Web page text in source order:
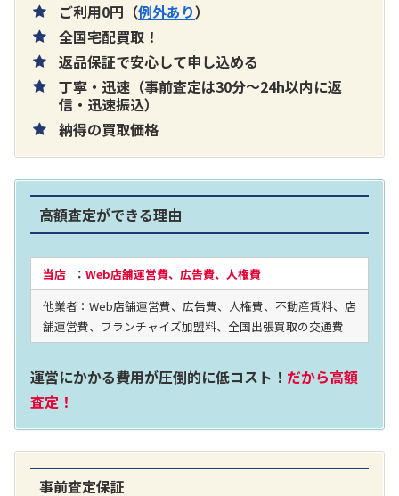
片耳巻き取りイヤホン内蔵ラジオ SRF-
2024年12月更新 オーディオ買取価格
LUXKIT
ご利用0円（例外あり）
全国宅配買取！
返品保証で安心して申し込める
丁寧・迅速（事前査定は30分～24h以内に返
信・迅速振込）
納得の買取価格
高額査定ができる理由
当店： Web店舗運営費、広告費、人権費
他業者：Web店舗運営費、広告費、人権費、不動産賃料、店
舗運営費、フランチャイズ加盟料、全国出張買取の交通費
運営にかかる費用が圧倒的に低コスト！ だから高額
査定！
事前査定保証